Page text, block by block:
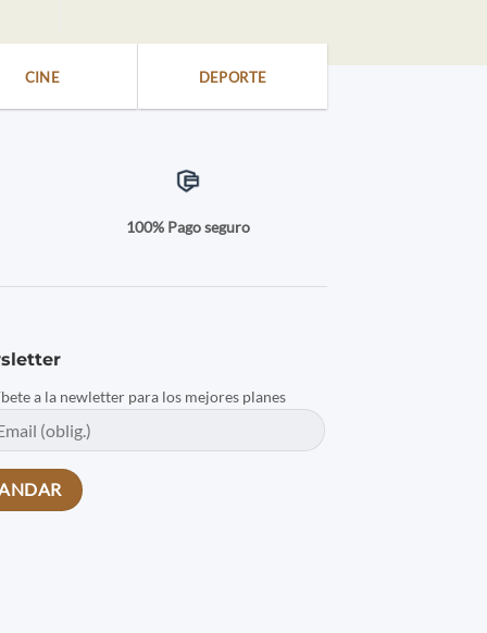
CINE DEPORTE
100% Pago seguro
a la newletter para los mejores planes